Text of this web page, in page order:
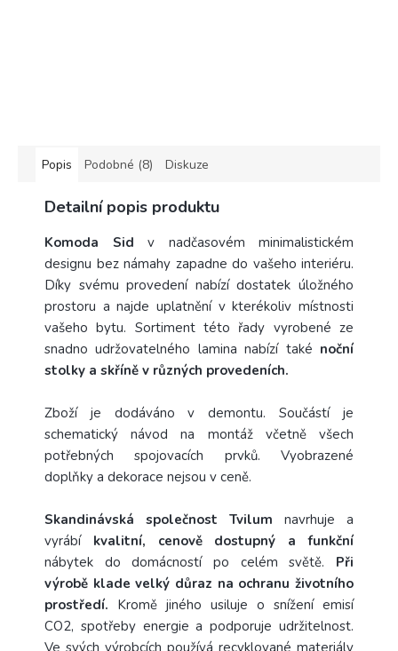
Popis Podobné (8) Diskuze
Detailní popis produktu
Komoda Sid v nadčasovém minimalistickém
designu bez námahy zapadne do vašeho interiéru.
Díky svému provedení nabízí dostatek úložného
prostoru a najde uplatnění v kterékoliv místnosti
vašeho bytu. Sortiment této řady vyrobené ze
snadno udržovatelného lamina nabízí také noční
stolky a skříně v různých provedeních.
Zboží je dodáváno v demontu. Součástí je
schematický návod na montáž včetně všech
potřebných spojovacích prvků. Vyobrazené
doplňky a dekorace nejsou v ceně.
Skandinávská společnost Tvilum navrhuje a
vyrábí kvalitní, cenově dostupný a funkční
nábytek do domácností po celém světě. Při
výrobě klade velký důraz na ochranu životního
prostředí. Kromě jiného usiluje o snížení emisí
CO2, spotřeby energie a podporuje udržitelnost.